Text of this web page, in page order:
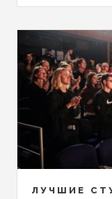
ЛУЧШИЕ